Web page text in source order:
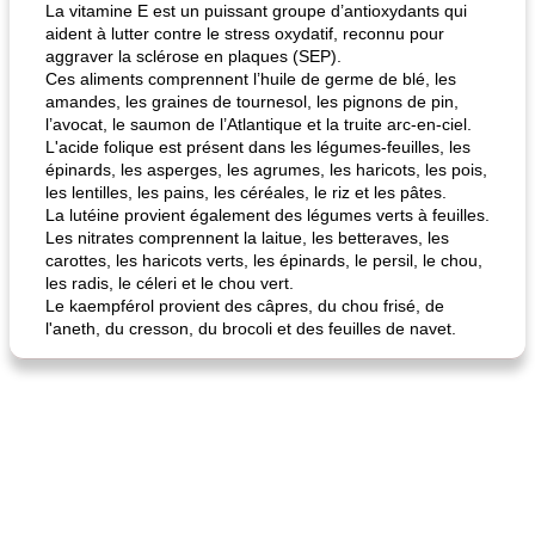
La vitamine E est un puissant groupe d’antioxydants qui
aident à lutter contre le stress oxydatif, reconnu pour
aggraver la sclérose en plaques (SEP).
Ces aliments comprennent l’huile de germe de blé, les
amandes, les graines de tournesol, les pignons de pin,
l’avocat, le saumon de l’Atlantique et la truite arc-en-ciel.
L'acide folique est présent dans les légumes-feuilles, les
épinards, les asperges, les agrumes, les haricots, les pois,
les lentilles, les pains, les céréales, le riz et les pâtes.
La lutéine provient également des légumes verts à feuilles.
Les nitrates comprennent la laitue, les betteraves, les
carottes, les haricots verts, les épinards, le persil, le chou,
les radis, le céleri et le chou vert.
Le kaempférol provient des câpres, du chou frisé, de
l'aneth, du cresson, du brocoli et des feuilles de navet.